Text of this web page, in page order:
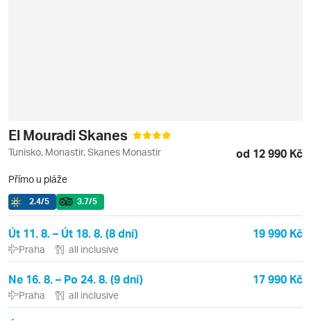
El Mouradi Skanes
Tunisko, Monastir, Skanes Monastir od 12 990 Kč
Přímo u pláže
2.4/5 3.7/5
Út 11. 8. – Út 18. 8. (8 dní) 19 990 Kč
Praha all inclusive
Ne 16. 8. – Po 24. 8. (9 dní) 17 990 Kč
Praha all inclusive